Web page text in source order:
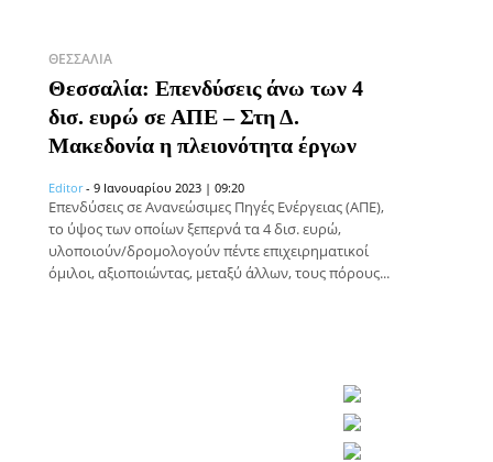
ΘΕΣΣΑΛΊΑ
Θεσσαλία: Επενδύσεις άνω των 4
δισ. ευρώ σε ΑΠΕ – Στη Δ.
Μακεδονία η πλειονότητα έργων
Editor - 9 Ιανουαρίου 2023 | 09:20
Επενδύσεις σε Ανανεώσιμες Πηγές Ενέργειας (ΑΠΕ),
το ύψος των οποίων ξεπερνά τα 4 δισ. ευρώ,
υλοποιούν/δρομολογούν πέντε επιχειρηματικοί
όμιλοι, αξιοποιώντας, μεταξύ άλλων, τους πόρους...